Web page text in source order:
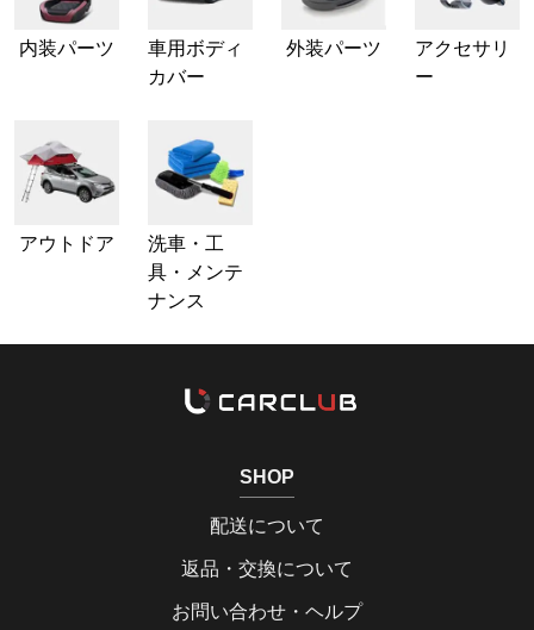
内装パーツ
車用ボディ
カバー
外装パーツ
アクセサリ
ー
アウトドア
洗車・工
具・メンテ
ナンス
SHOP
配送について
返品・交換について
お問い合わせ・ヘルプ